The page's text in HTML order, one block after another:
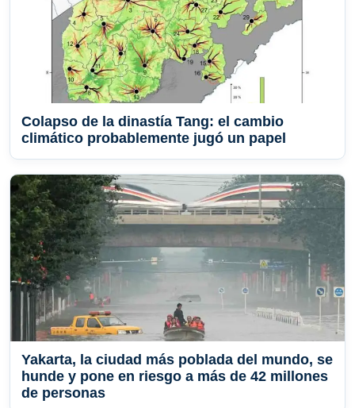
Colapso de la dinastía Tang: el cambio
climático probablemente jugó un papel
Yakarta, la ciudad más poblada del mundo, se
hunde y pone en riesgo a más de 42 millones
de personas